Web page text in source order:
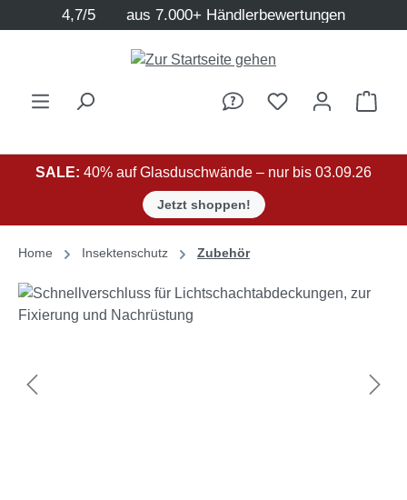
Zum Hauptinhalt springen
4,7/5 aus 7.000+ Händlerbewertungen
SALE: 40% auf Glasduschwände – nur bis 03.09.26
Jetzt shoppen!
Home Insektenschutz Zubehör
Bildergalerie überspringen